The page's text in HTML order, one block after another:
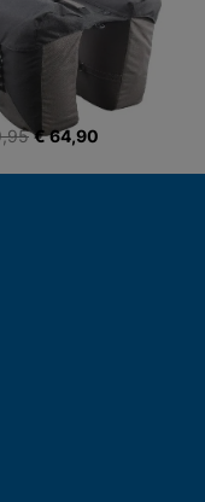
€ 64,90